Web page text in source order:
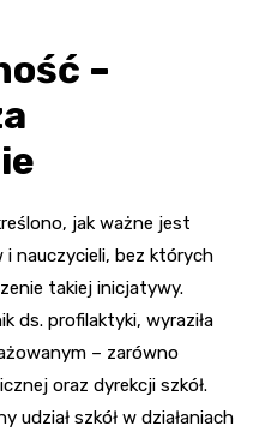
–
jak ważne jest
nauczycieli, bez których
takiej inicjatywy.
ds. profilaktyki, wyraziła
– zarówno
oraz dyrekcji szkół.
udział szkół w działaniach